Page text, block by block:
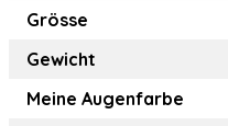
Grösse
Gewicht
Meine Augenfarbe